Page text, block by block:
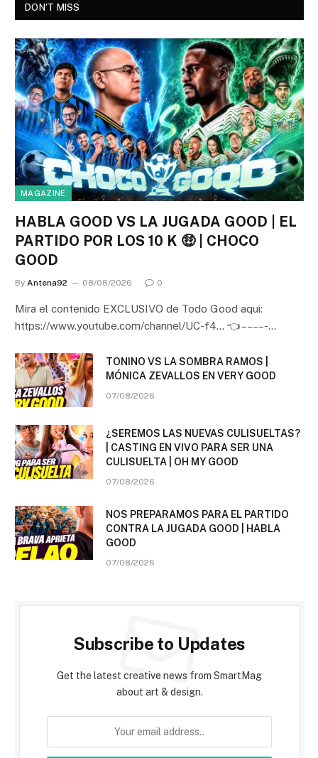
DON'T MISS
MAGAZINE
HABLA GOOD VS LA JUGADA GOOD | EL
PARTIDO POR LOS 10 K 🤑 | CHOCO
GOOD
By Antena92 08/08/2026 0
Mira el contenido EXCLUSIVO de Todo Good aqui:
https://www.youtube.com/channel/UC-f4… 👈 – – – – -…
TONINO VS LA SOMBRA RAMOS |
MÓNICA ZEVALLOS EN VERY GOOD
07/08/2026
¿SEREMOS LAS NUEVAS CULISUELTAS?
| CASTING EN VIVO PARA SER UNA
CULISUELTA | OH MY GOOD
07/08/2026
NOS PREPARAMOS PARA EL PARTIDO
CONTRA LA JUGADA GOOD | HABLA
GOOD
07/08/2026
Subscribe to Updates
Get the latest creative news from SmartMag
about art & design.